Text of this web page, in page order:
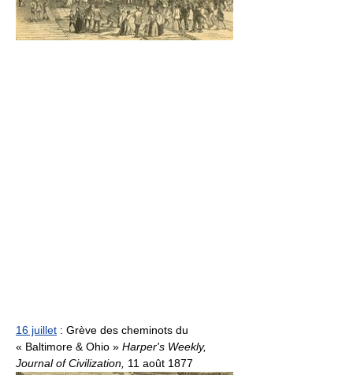
16 juillet : Grève des cheminots du
« Baltimore & Ohio » Harper's Weekly,
Journal of Civilization, 11 août 1877